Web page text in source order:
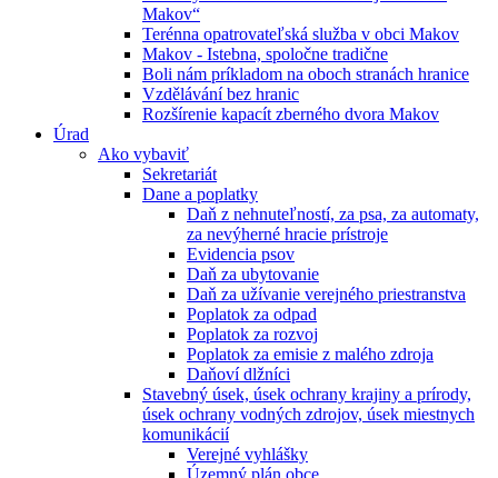
Makov“
Terénna opatrovateľská služba v obci Makov
Makov - Istebna, spoločne tradične
Boli nám príkladom na oboch stranách hranice
Vzdělávání bez hranic
Rozšírenie kapacít zberného dvora Makov
Úrad
Ako vybaviť
Sekretariát
Dane a poplatky
Daň z nehnuteľností, za psa, za automaty,
za nevýherné hracie prístroje
Evidencia psov
Daň za ubytovanie
Daň za užívanie verejného priestranstva
Poplatok za odpad
Poplatok za rozvoj
Poplatok za emisie z malého zdroja
Daňoví dlžníci
Stavebný úsek, úsek ochrany krajiny a prírody,
úsek ochrany vodných zdrojov, úsek miestnych
komunikácií
Verejné vyhlášky
Územný plán obce